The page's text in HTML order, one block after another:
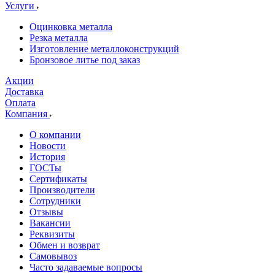
Услуги
Оцинковка металла
Резка металла
Изготовление металлоконструкций
Бронзовое литье под заказ
Акции
Доставка
Оплата
Компания
О компании
Новости
История
ГОСТы
Сертификаты
Производители
Сотрудники
Отзывы
Вакансии
Реквизиты
Обмен и возврат
Самовывоз
Часто задаваемые вопросы